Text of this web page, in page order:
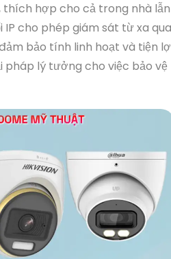
hợp cho cả trong nhà lẫn
IP cho phép giám sát từ xa qua
bảo tính linh hoạt và tiện
pháp lý tưởng cho việc bảo vệ